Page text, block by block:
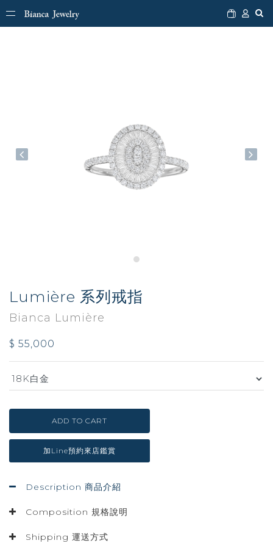
Lumière 系列戒指
Bianca Lumière
$ 55,000
ADD TO CART
加Line預約來店鑑賞
Description 商品介紹
Composition 規格說明
Shipping 運送方式